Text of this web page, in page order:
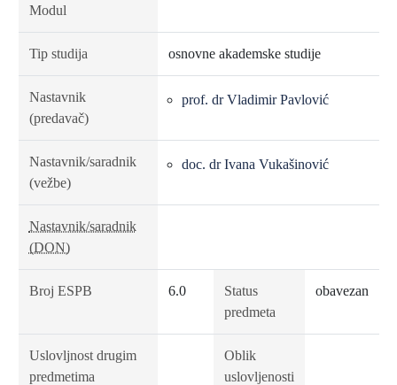
Modul
Tip studija osnovne akademske studije
Nastavnik
(predavač)
prof. dr Vladimir Pavlović
Nastavnik/saradnik
(vežbe)
doc. dr Ivana Vukašinović
Nastavnik/saradnik
(DON)
Broj ESPB 6.0
Status
predmeta
obavezan
Uslovljnost drugim
predmetima
Oblik
uslovljenosti